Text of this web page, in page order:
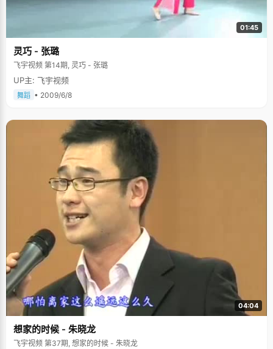
01:45
灵巧 - 张璐
飞宇视频 第14期, 灵巧 - 张璐
UP主: 飞宇视频
舞蹈 • 2009/6/8
04:04
想家的时候 - 朱晓龙
飞宇视频 第37期, 想家的时候 - 朱晓龙